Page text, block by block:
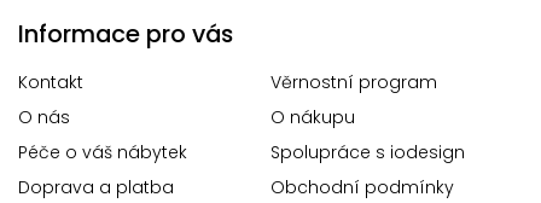
Informace pro vás
Kontakt
Věrnostní program
O nás
O nákupu
Péče o váš nábytek
Spolupráce s iodesign
Doprava a platba
Obchodní podmínky